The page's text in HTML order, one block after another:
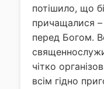
потішило, що
причащалися
перед Богом.
чітко
всім гідно